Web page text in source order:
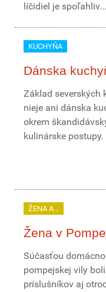
líčidiel je spoľahliv...
KUCHYŇA
Dánska
Základ severských
nieje ani dánska
okrem
kulinárske postupy.
ŽENA A...
Žena v
Súčasťou
pompejskej vily
príslušníkov aj